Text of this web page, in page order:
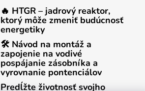
🔥 HTGR – jadrový reaktor,
ktorý môže zmeniť budúcnosť
energetiky
🛠 Návod na montáž a
zapojenie na vodivé
pospájanie zásobníka a
vyrovnanie pontenciálov
Predĺžte životnosť svojho